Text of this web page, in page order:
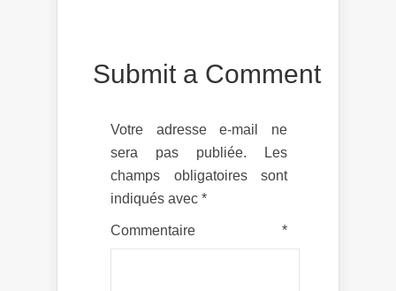
Submit a Comment
Votre adresse e-mail ne
sera pas publiée.
Les
champs obligatoires sont
indiqués avec *
Commentaire *